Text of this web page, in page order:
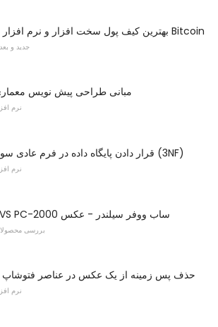
7 بهترین کیف پول سخت افزار و نرم افزار Bitcoin
جدید و
مبانی طراحی پیش نویس
نرم
قرار دادن پایگاه داده در فرم عادی سوم (3NF)
نرم
SVS PC-2000 ساب ووفر سیلندر - عکس
بررسی
حذف پس زمینه از یک عکس در عناصر فتوشاپ 3
نرم